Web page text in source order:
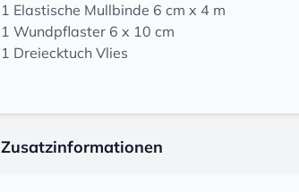
1 Elastische Mullbinde 6 cm x 4 m
1 Wundpflaster 6 x 10 cm
1 Dreiecktuch Vlies
Zusatzinformationen